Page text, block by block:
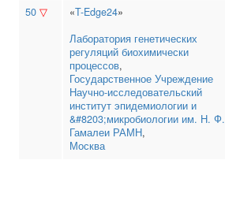
50 ▽ «T-Edge24»
Лаборатория генетических
регуляций биохимически
процессов,
Государственное Учреждение
Научно‑исследовательский
институт эпидемиологии и
&#8203;микробиологии им. Н. Ф.
Гамалеи РАМН,
Москва